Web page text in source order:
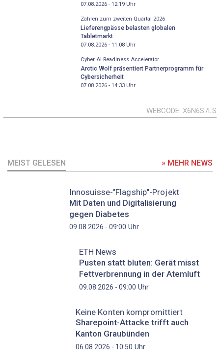
07.08.2026 - 12:19Uhr
Zahlen zum zweiten Quartal 2026
Lieferengpässe belasten globalen
Tabletmarkt
07.08.2026 - 11:08Uhr
Cyber AI Readiness Accelerator
Arctic Wolf präsentiert Partnerprogramm für
Cybersicherheit
07.08.2026 - 14:33Uhr
WEBCODE X6N6S7LS
MEIST GELESEN » MEHR NEWS
Innosuisse-"Flagship"-Projekt
Mit Daten und Digitalisierung
gegen Diabetes
09.08.2026 - 09:00 Uhr
ETH News
Pusten statt bluten: Gerät misst
Fettverbrennung in der Atemluft
09.08.2026 - 09:00 Uhr
Keine Konten kompromittiert
Sharepoint-Attacke trifft auch
Kanton Graubünden
06.08.2026 - 10:50 Uhr